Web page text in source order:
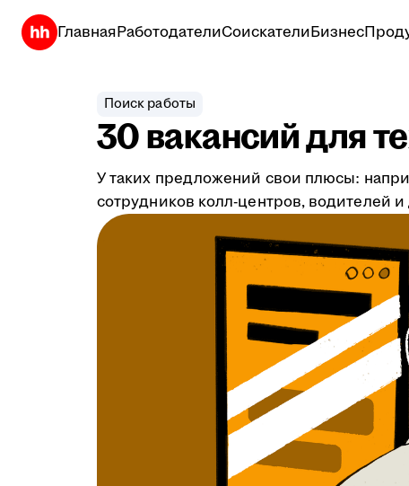
ГлавнаяРаботодателиСоискателиБизнес
Поиск работы
30 вакансий для
У таких предложений свои плюсы:
сотрудников колл-центров, водителей и